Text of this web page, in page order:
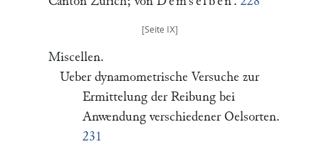
Miscellen.
Ueber dynamometrische Versuche zur
Ermittelung der Reibung bei
Anwendung verschiedener Oelsorten.
231